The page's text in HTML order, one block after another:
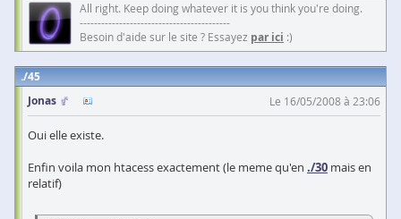
All right. Keep doing whatever it is you think you're doing.
------------------------------------------
Besoin d'aide sur le site ? Essayez par ici :)
45
Jonas
Le 16/05/2008 à 23:06
Oui elle existe.
Enfin voila mon htacess exactement (le meme qu'en ./30 mais en
relatif)